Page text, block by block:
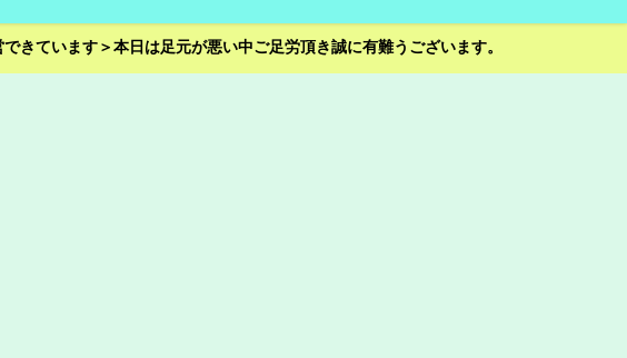
きています＞本日は足元が悪い中ご足労頂き誠に有難うございます。